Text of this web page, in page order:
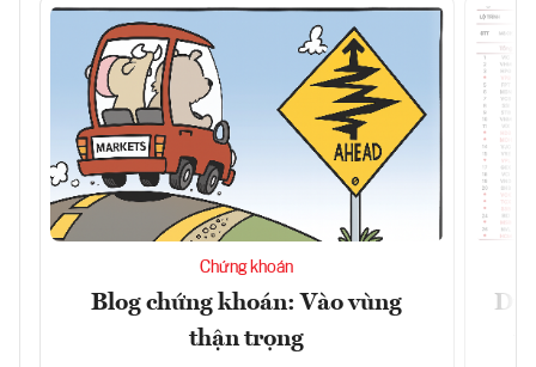
Chứng khoán
Blog chứng khoán: Vào vùng
thận trọng
Dự